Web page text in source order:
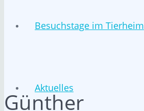
Besuchstage im Tierheim
Aktuelles
Günther